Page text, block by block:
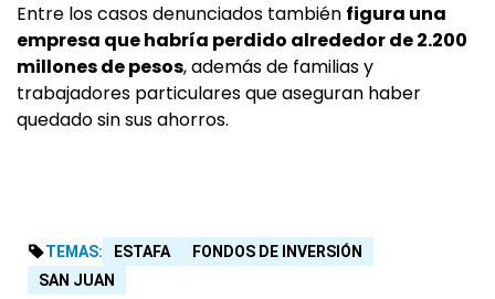
Entre los casos denunciados también figura una
empresa que habría perdido alrededor de 2.200
millones de pesos, además de familias y
trabajadores particulares que aseguran haber
quedado sin sus ahorros.
TEMAS: ESTAFA
FONDOS DE INVERSIÓN
SAN JUAN